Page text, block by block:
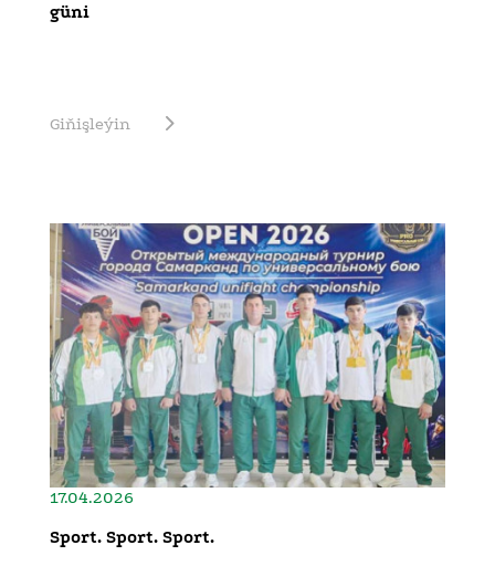
güni
Giňişleýin
17.04.2026
Sport. Sport. Sport.